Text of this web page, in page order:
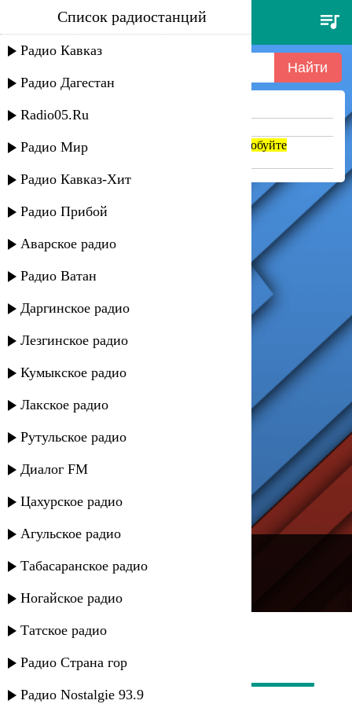
mr president - up'n away
Список радиостанций
Радио Кавказ
Радио Дагестан
Radio05.Ru
Радио Мир
Радио Кавказ-Хит
Радио Прибой
Аварское радио
Радио Ватан
Даргинское радио
Лезгинское радио
Кумыкское радио
Лакское радио
Рутульское радио
Диалог FM
Цахурское радио
Агульское радио
Табасаранское радио
Ногайское радио
Татское радио
Радио Страна гор
Радио Nostalgie 93.9
Ничего не найдено =(
Если название написано транслитом, попробуйте
поменять на русский. abc => абц
---
Русское радио